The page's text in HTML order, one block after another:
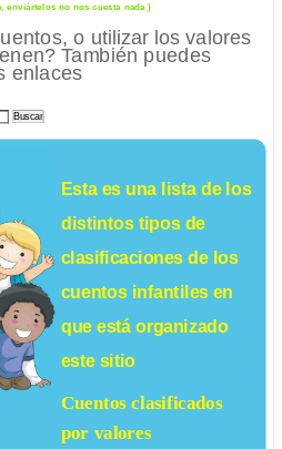
enviártelos no nos cuesta nada )
o utilizar los valores
También puedes
enlaces
Esta es una lista de los
distintos tipos de
clasificaciones de los
cuentos infantilesen
que está organizado
este sitio
Cuentos clasificados
por valores